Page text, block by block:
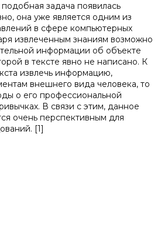
задача появилась
она уже является одним из
в сфере компьютерных
извлеченным знаниям возможно
информации об объекте
в тексте явно не написано. К
извлечь информацию,
внешнего вида человека, то
о его профессиональной
В связи с этим, данное
очень перспективным для
[1]